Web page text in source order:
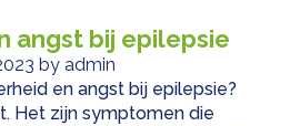
angst bij epilepsie
by admin
en angst bij epilepsie?
Het zijn symptomen die